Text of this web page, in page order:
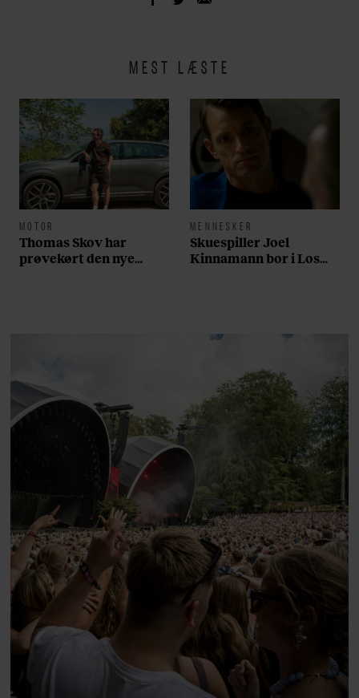
MEST LÆSTE
MOTOR
Thomas Skov har
prøvekørt den nye
MENNESKER
Skuespiller Joel
Kinnamann bor i Los
morgen”